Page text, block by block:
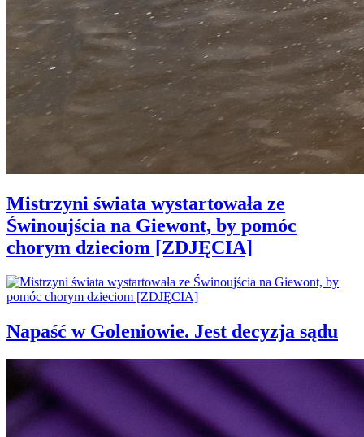
Mistrzyni świata wystartowała ze
Świnoujścia na Giewont, by pomóc
chorym dzieciom [ZDJĘCIA]
Napaść w Goleniowie. Jest decyzja sądu